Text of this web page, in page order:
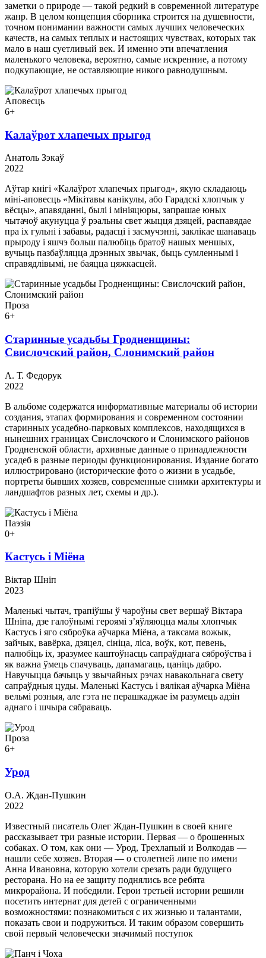
заметки о природе — такой редкий в современной литературе
жанр. В целом концепция сборника строится на душевности,
точном понимании важности самых лучших человеческих
качеств, на самых теплых и настоящих чувствах, которых так
мало в наш суетливый век. И именно эти впечатления
маленького человека, вероятно, самые искренние, а потому
подкупающие, не оставляющие никого равнодушным.
Аповесць
6+
Калаўрот хлапечых прыгод
Анатоль Зэкаў
2022
Аўтар кнігі «Калаўрот хлапечых прыгод», якую складаюць
міні-аповесць «Мікітавы канікулы, або Гарадскі хлопчык у
вёсцы», апавяданні, былі і мініяцюры, запрашае юных
чытачоў акунуцца ў рэальны свет жыцця дзяцей, распавядае
пра іх гульні і забавы, радасці і засмучэнні, заклікае шанаваць
прыроду і яшчэ больш палюбіць братоў нашых меншых,
вучыць пазбаўляцца дрэнных звычак, быць сумленнымі і
справядлівымі, не баяцца цяжкасцей.
Проза
6+
Старинные усадьбы Гродненщины:
Свислочский район, Слонимский район
А. Т. Федорук
2022
В альбоме содержатся информативные материалы об истории
создания, этапах формирования и современном состоянии
старинных усадебно-парковых комплексов, находящихся в
нынешних границах Свислочского и Слонимского районов
Гродненской области, архивные данные о принадлежности
усадеб в разные периоды функционирования. Издание богато
иллюстрировано (исторические фото о жизни в усадьбе,
портреты бывших хозяев, современные снимки архитектуры и
ландшафтов разных лет, схемы и др.).
Паэзія
0+
Кастусь і Міёна
Віктар Шніп
2023
Маленькі чытач, трапіўшы ў чароўны свет вершаў Віктара
Шніпа, дзе галоўнымі героямі з’яўляюцца малы хлопчык
Кастусь і яго сяброўка аўчарка Міёна, а таксама вожык,
зайчык, вавёрка, дзяцел, сініца, ліса, воўк, кот, певень,
палюбіць іх, зразумее каштоўнасць сапраўднага сяброўства і
як важна ўмець спачуваць, дапамагаць, цаніць дабро.
Навучыцца бачыць у звычайных рэчах навакольнага свету
сапраўдныя цуды. Маленькі Кастусь і вялікая аўчарка Міёна
вельмі розныя, але гэта не перашкаджае ім разумець адзін
аднаго і шчыра сябраваць.
Проза
6+
Урод
О.А. Ждан-Пушкин
2022
Известный писатель Олег Ждан-Пушкин в своей книге
рассказывает три разные истории. Первая — о брошенных
собаках. О том, как они — Урод, Трехлапый и Волкодав —
нашли себе хозяев. Вторая — о столетней липе по имени
Анна Ивановна, которую хотели срезать ради будущего
ресторана. Но на ее защиту поднялись все ребята
микрорайона. И победили. Герои третьей истории решили
посетить интернат для детей с ограниченными
возможностями: познакомиться с их жизнью и талантами,
показать свои и подружиться. И таким образом совершить
свой первый человечески значимый поступок